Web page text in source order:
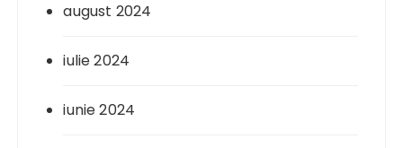
august 2024
iulie 2024
iunie 2024